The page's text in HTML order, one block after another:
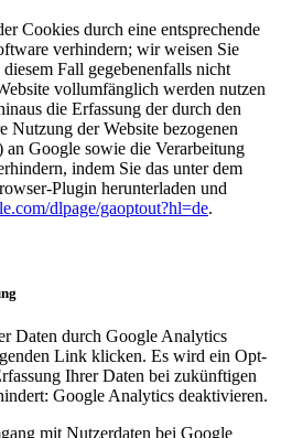
Cookies durch eine entsprechende
verhindern; wir weisen Sie
Fall gegebenenfalls nicht
vollumfänglich werden nutzen
die Erfassung der durch den
Nutzung der Website bezogenen
Google sowie die Verarbeitung
indem Sie das unter dem
Plugin herunterladen und
dlpage/gaoptout?hl=de.
Daten durch Google Analytics
Link klicken. Es wird ein Opt-
Ihrer Daten bei zukünftigen
Google Analytics deaktivieren.
mit Nutzerdaten bei Google